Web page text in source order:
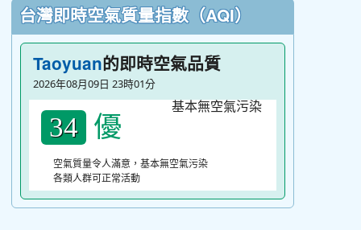
台灣即時空氣質量指數（AQI）
Taoyuan的即時空氣品質
2026年08月09日 23時01分
34 優
空氣質量令人滿意，基本無空氣污染
各類人群可正常活動